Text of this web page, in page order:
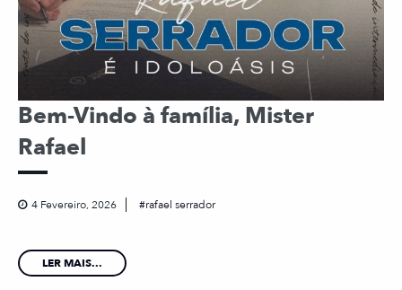
Bem-Vindo à família, Mister
Rafael
4 Fevereiro, 2026 rafael serrador
LER MAIS...